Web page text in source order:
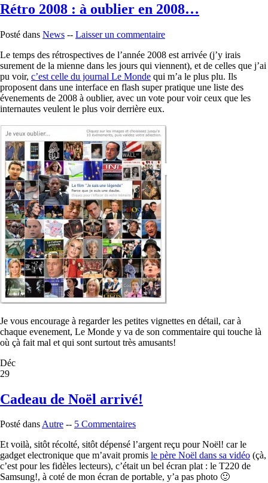
Rétro 2008 : à oublier en 2008…
Posté dans News -- Laisser un commentaire
Le temps des rétrospectives de l’année 2008 est arrivée (j’y irais
surement de la mienne dans les jours qui viennent), et de celles que j’ai
pu voir, c’est celle du journal Le Monde qui m’a le plus plu. Ils
proposent dans une interface en flash super pratique une liste des
évenements de 2008 à oublier, avec un vote pour voir ceux que les
internautes veulent le plus voir derrière eux.
Je vous encourage à regarder les petites vignettes en détail, car à
chaque evenement, Le Monde y va de son commentaire qui touche là
où çà fait mal et qui sont surtout très amusants!
Déc
29
Cadeau de Noël arrivé!
Posté dansAutre -- 5 Commentaires
Et voilà, sitôt récolté, sitôt dépensé l’argent reçu pour Noël! car le
gadget electronique que m’avait promis le père Noël dans sa vidéo (çà,
c’est pour les fidèles lecteurs), c’était un bel écran plat : le T220 de
Samsung!, à coté de mon écran de portable, y’a pas photo 🙂